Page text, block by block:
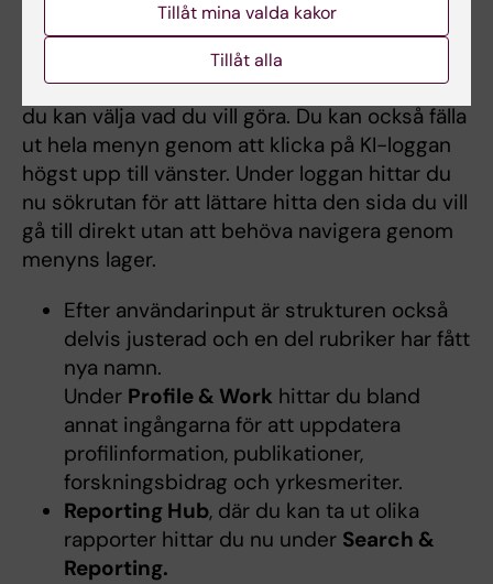
Målet med denna förändring är en förbättrad
navigationsupplevelse. När du för musen över
sidomenyns ikoner så fälls fler nivåer ut där
du kan välja vad du vill göra. Du kan också fälla
ut hela menyn genom att klicka på KI-loggan
högst upp till vänster. Under loggan hittar du
nu sökrutan för att lättare hitta den sida du vill
gå till direkt utan att behöva navigera genom
menyns lager.
Efter användarinput är strukturen också
delvis justerad och en del rubriker har fått
nya namn.
Under Profile & Work hittar du bland
annat ingångarna för att uppdatera
profilinformation, publikationer,
forskningsbidrag och yrkesmeriter.
Reporting Hub, där du kan ta ut olika
rapporter hittar du nu under Search &
Reporting.
Tillåt mina valda kakor
Tillåt alla